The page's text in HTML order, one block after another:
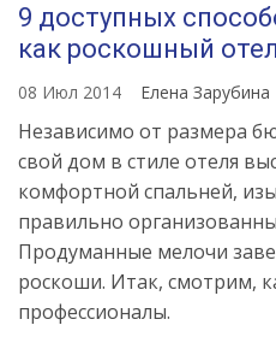
9 доступных
как роскошный
08 Июл 2014 Елена Зарубина
Независимо от размера
свой дом в стиле отеля
комфортной спальней,
правильно
Продуманные мелочи
роскоши. Итак, смотрим,
профессионалы.